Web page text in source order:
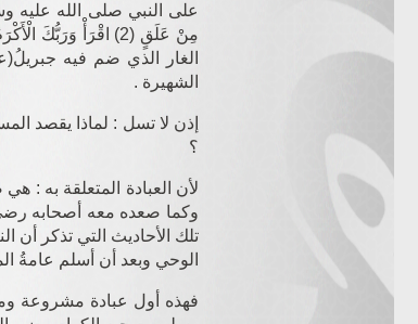
الغار الذي ضم فيه جبريلُ(عليه السلام)
الشهيرة .
إذن لا تسل : لماذا يقصد
؟
لأن العبادة المتعلقة به :
وكما صعده معه أصحابه
تلك الأحاديث التي تذكر
الوحي وبعد أن أسلم عامةُ
فهذه أول عبادة مشروعة